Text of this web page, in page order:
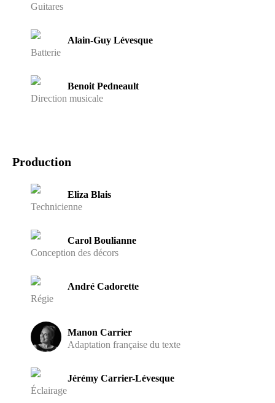
Guitares
Alain-Guy Lévesque
Batterie
Benoit Pedneault
Direction musicale
Production
Eliza Blais
Technicienne
Carol Boulianne
Conception des décors
André Cadorette
Régie
Manon Carrier
Adaptation française du texte
Jérémy Carrier-Lévesque
Éclairage